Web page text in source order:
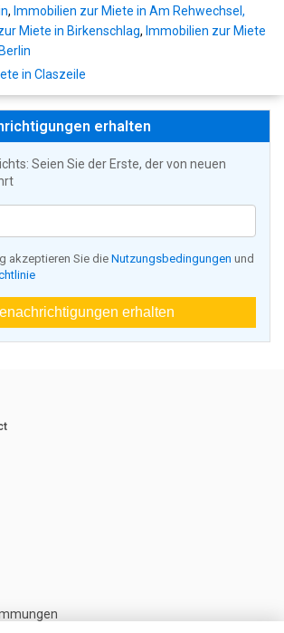
, Immobilien zur Miete in Am Rehwechsel,
Miete in Birkenschlag, Immobilien zur Miete
in Claszeile
erhalten
Seien Sie der Erste, der von neuen
akzeptieren Sie die Nutzungsbedingungen und
erhalten